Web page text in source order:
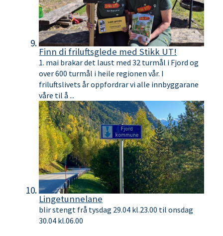
Finn di friluftsglede med Stikk UT!
1. mai brakar det laust med 32 turmål i Fjord og
over 600 turmål i heile regionen vår. I
friluftslivets år oppfordrar vi alle innbyggarane
våre til å ...
Lingetunnelane
blir stengt frå tysdag 29.04 kl.23.00 til onsdag
30.04 kl.06.00